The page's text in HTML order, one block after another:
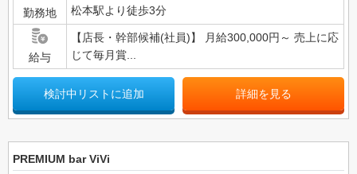
勤務地
松本駅より徒歩3分
給与
【店長・幹部候補(社員)】 月給300,000円～ 売上に応
じて毎月賞...
検討中リストに追加 詳細を見る
PREMIUM bar ViVi